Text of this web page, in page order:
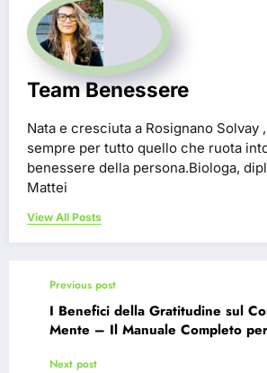
Team Benessere
Nata e cresciuta a Rosignano Solvay
sempre per tutto quello che ruota
benessere della persona.Biologa,
Mattei
View All Posts
Previous post
I Benefici della Gratitudine sul
Mente – Il Manuale Completo
Next post